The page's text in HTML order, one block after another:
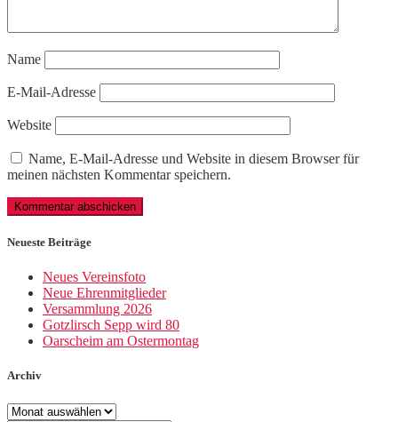
Name
E-Mail-Adresse
Website
Name, E-Mail-Adresse und Website in diesem Browser für
meinen nächsten Kommentar speichern.
Neueste Beiträge
Neues Vereinsfoto
Neue Ehrenmitglieder
Versammlung 2026
Gotzlirsch Sepp wird 80
Oarscheim am Ostermontag
Archiv
Archiv